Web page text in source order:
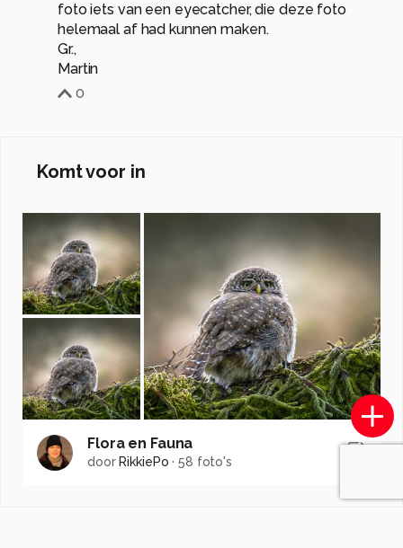
foto iets van een eyecatcher, die deze foto
helemaal af had kunnen maken.
Gr.,
Martin
0
Komt voor in
Flora en Fauna
door RikkiePo ·58 foto's